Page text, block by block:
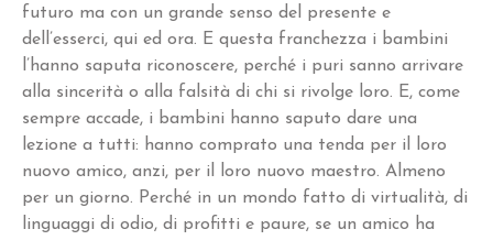
futuro ma con un grande senso del presente e
dell’esserci, qui ed ora. E questa franchezza i bambini
l’hanno saputa riconoscere, perché i puri sanno arrivare
alla sincerità o alla falsità di chi si rivolge loro. E, come
sempre accade, i bambini hanno saputo dare una
lezione a tutti: hanno comprato una tenda per il loro
nuovo amico, anzi, per il loro nuovo maestro. Almeno
per un giorno. Perché in un mondo fatto di virtualità, di
linguaggi di odio, di profitti e paure, se un amico ha